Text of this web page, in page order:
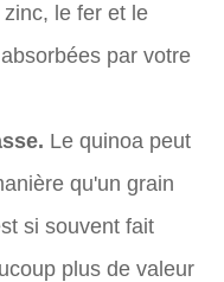
le fer et le
par votre
Le quinoa peut
qu'un grain
si souvent fait
plus de valeur